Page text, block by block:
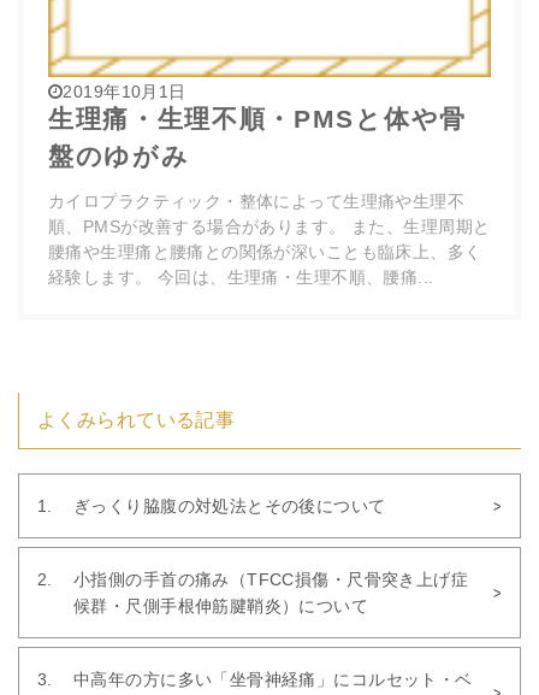
2019年10月1日
生理痛・生理不順・PMSと体や骨
盤のゆがみ
カイロプラクティック・整体によって生理痛や生理不
順、PMSが改善する場合があります。 また、生理周期と
腰痛や生理痛と腰痛との関係が深いことも臨床上、多く
経験します。 今回は、生理痛・生理不順、腰痛...
よくみられている記事
ぎっくり脇腹の対処法とその後について
小指側の手首の痛み（TFCC損傷・尺骨突き上げ症
候群・尺側手根伸筋腱鞘炎）について
中高年の方に多い「坐骨神経痛」にコルセット・ベ